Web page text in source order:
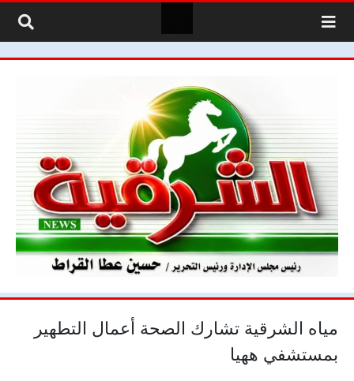
مياه الشرقية تشارك الصحة أعمال التطهير
بمستشفي ههيا